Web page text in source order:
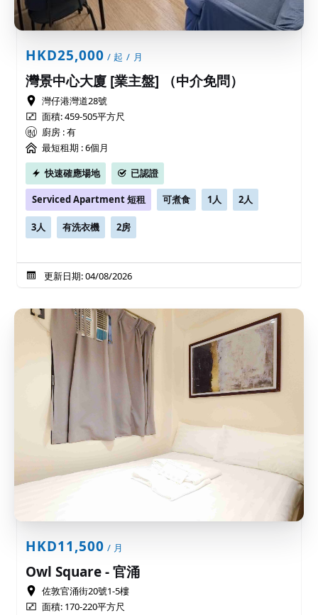
HKD25,000 / 起 / 月
灣景中心大廈 [業主盤] （中介免問）
灣仔港灣道28號
面積: 459-505平方尺
廚房 : 有
最短租期 :6個月
快速確應場地
已認證
Serviced Apartment 短租 可煮食 1人 2人
3人 有洗衣機 2房
更新日期: 04/08/2026
HKD11,500 / 月
Owl Square - 官涌
佐敦官涌街20號1-5樓
面積: 170-220平方尺